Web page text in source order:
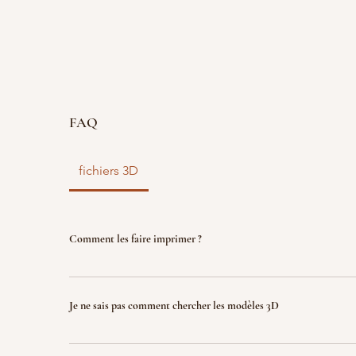
FAQ
fichiers 3D
Comment les faire imprimer ?
vous disposez d'un fichier 3D ? faites le nous
garantir la propriété intellectuelle.
Je ne sais pas comment chercher les modèles 3D
Indiquez nous ce que vous recherchez (jeux,